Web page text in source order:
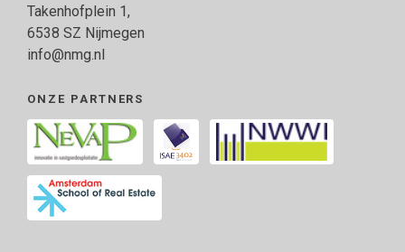
Takenhofplein 1,
6538 SZ Nijmegen
info@nmg.nl
ONZE PARTNERS